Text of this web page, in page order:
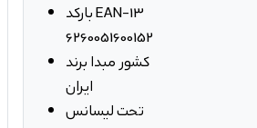
بارکد EAN-13
6260051600152
کشور مبدا برند
ایران
تحت لیسانس